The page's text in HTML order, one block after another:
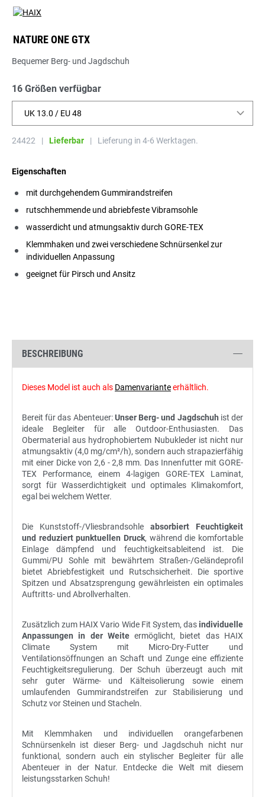
NATURE ONE GTX
Bequemer Berg- und Jagdschuh
16 Größen verfügbar
UK 13.0 / EU 48
24422 | Lieferbar | Lieferung in 4-6 Werktagen.
Eigenschaften
mit durchgehendem Gummirandstreifen
rutschhemmende und abriebfeste Vibramsohle
wasserdicht und atmungsaktiv durch GORE-TEX
Klemmhaken und zwei verschiedene Schnürsenkel zur
individuellen Anpassung
geeignet für Pirsch und Ansitz
BESCHREIBUNG
Dieses Model ist auch als Damenvarianteerhältlich.
Bereit für das Abenteuer:Unser Berg- und Jagdschuh ist der
ideale Begleiter für alle Outdoor-Enthusiasten. Das
Obermaterial aus hydrophobiertem Nubukleder ist nicht nur
atmungsaktiv (4,0 mg/cm²/h), sondern auch strapazierfähig
mit einer Dicke von 2,6 - 2,8 mm. Das Innenfutter mit GORE-
TEX Performance, einem 4-lagigen GORE-TEX Laminat,
sorgt für Wasserdichtigkeit und optimales Klimakomfort,
egal bei welchem Wetter.
Die Kunststoff-/Vliesbrandsohle absorbiert Feuchtigkeit
und reduziert punktuellen Druck, während die komfortable
Einlage dämpfend und feuchtigkeitsableitend ist. Die
Gummi/PU Sohle mit bewährtem Straßen-/Geländeprofil
bietet Abriebfestigkeit und Rutschsicherheit. Die sportive
Spitzen und Absatzsprengung gewährleisten ein optimales
Auftritts- und Abrollverhalten.
Zusätzlich zum HAIX Vario Wide Fit System, dasindividuelle
Anpassungen in der Weiteermöglicht, bietet das HAIX
Climate System mit Micro-Dry-Futter und
Ventilationsöffnungen an Schaft und Zunge eine effiziente
Feuchtigkeitsregulierung. Der Schuh überzeugt auch mit
sehr guter Wärme- und Kälteisolierung sowie einem
umlaufenden Gummirandstreifen zur Stabilisierung und
Schutz vor Steinen und Stacheln.
Mit Klemmhaken und individuellen orangefarbenen
Schnürsenkeln ist dieser Berg- und Jagdschuh nicht nur
funktional, sondern auch ein stylischer Begleiter für alle
Abenteuer in der Natur. Entdecke die Welt mit diesem
leistungsstarken Schuh!